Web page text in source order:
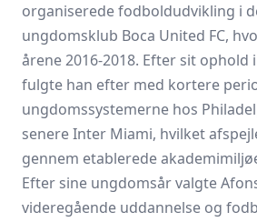
organiserede fodboldudvikling i
ungdomsklub Boca United FC,
årene 2016-2018. Efter sit ophold
fulgte han efter med kortere
ungdomssystemerne hos
senere Inter Miami, hvilket
gennem etablerede
Efter sine ungdomsår valgte
videregående uddannelse og